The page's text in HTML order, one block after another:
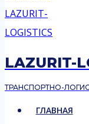
LAZURIT-
ТРАНСПОРТНО-
ГЛАВНАЯ